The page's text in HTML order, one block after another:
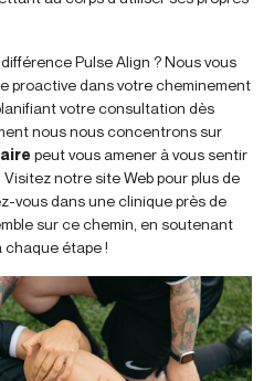
Pulse Align ? Nous vous
proactive dans votre cheminement
votre consultation dès
nous nous concentrons sur
peut vous amener à vous sentir
notre site Web pour plus de
vous dans une clinique près de
sur ce chemin, en soutenant
étape !